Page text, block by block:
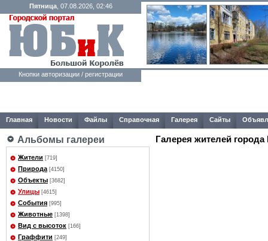
Пятница, 07.08.2026, 02:46
Кнопки авторизации / регистрации
Главная Новости Файлы Справочная Галерея Сайты
Альбомы галереи
Жители [719]
Природа [4150]
Объекты [3682]
Улицы [4615]
События [995]
Животные [1398]
Вид с высоток [166]
Граффити [249]
Галерея жителей города